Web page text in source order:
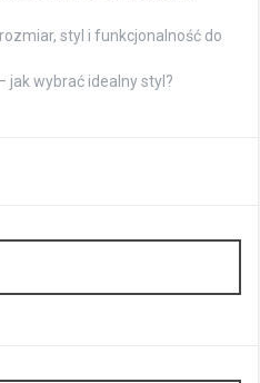
styl i funkcjonalność do
jak wybrać idealny styl?